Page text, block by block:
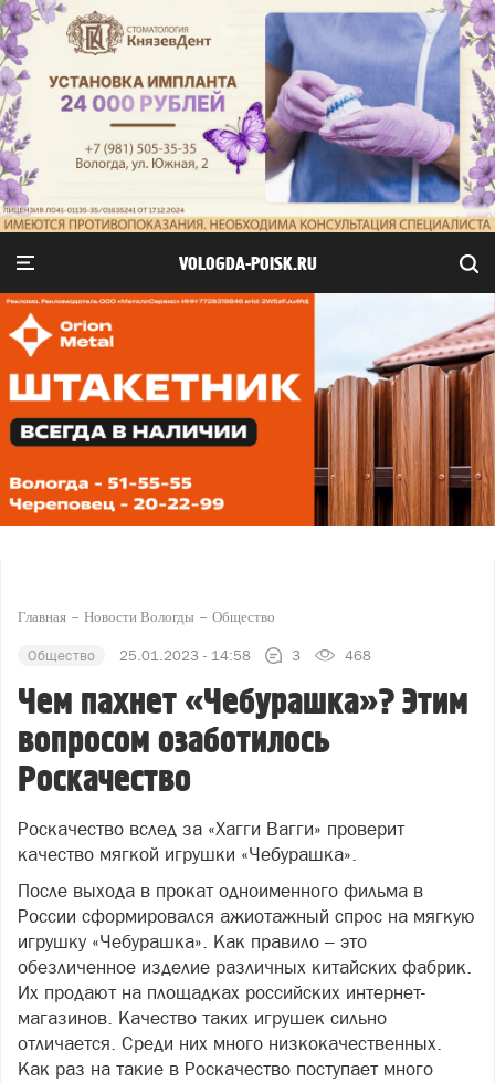
VOLOGDA-POISK.RU
Главная Новости Вологды Общество
Общество 25.01.2023 - 14:58 3 468
Чем пахнет «Чебурашка»? Этим
вопросом озаботилось
Роскачество
Роскачество вслед за «Хагги Вагги» проверит
качество мягкой игрушки «Чебурашка».
После выхода в прокат одноименного фильма в
России сформировался ажиотажный спрос на мягкую
игрушку «Чебурашка». Как правило – это
обезличенное изделие различных китайских фабрик.
Их продают на площадках российских интернет-
магазинов. Качество таких игрушек сильно
отличается. Среди них много низкокачественных.
Как раз на такие в Роскачество поступает много